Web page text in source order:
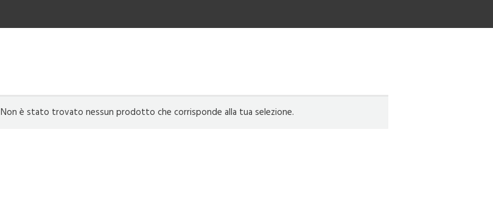
Non è stato trovato nessun prodotto che corrisponde alla tua selezione.